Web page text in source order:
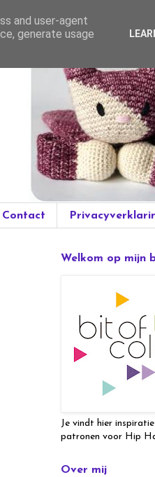
Contact
Welkom op mijn
Je vindt hier inspiratie
patronen voor Hip
Over mij
and user-agent
generate usage